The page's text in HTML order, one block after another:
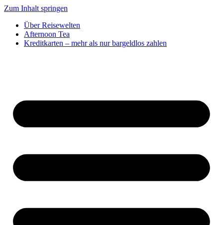
Zum Inhalt springen
Über Reisewelten
Afternoon Tea
Kreditkarten – mehr als nur bargeldlos zahlen